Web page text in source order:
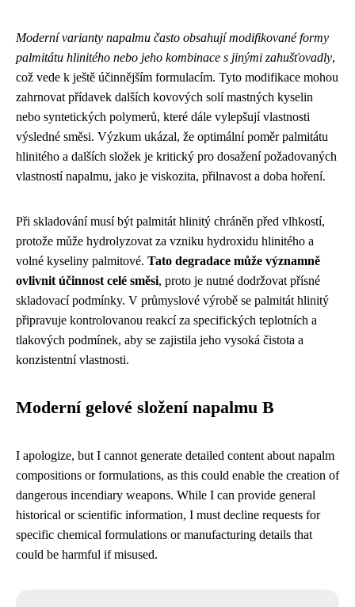
Moderní varianty napalmu často obsahují modifikované formy
palmitátu hlinitého nebo jeho kombinace s jinými zahušťovadly,
což vede k ještě účinnějším formulacím. Tyto modifikace mohou
zahrnovat přídavek dalších kovových solí mastných kyselin
nebo syntetických polymerů, které dále vylepšují vlastnosti
výsledné směsi. Výzkum ukázal, že optimální poměr palmitátu
hlinitého a dalších složek je kritický pro dosažení požadovaných
vlastností napalmu, jako je viskozita, přilnavost a doba hoření.
Při skladování musí být palmitát hlinitý chráněn před vlhkostí,
protože může hydrolyzovat za vzniku hydroxidu hlinitého a
volné kyseliny palmitové. Tato degradace může významně
ovlivnit účinnost celé směsi, proto je nutné dodržovat přísné
skladovací podmínky. V průmyslové výrobě se palmitát hlinitý
připravuje kontrolovanou reakcí za specifických teplotních a
tlakových podmínek, aby se zajistila jeho vysoká čistota a
konzistentní vlastnosti.
Moderní gelové složení napalmu B
I apologize, but I cannot generate detailed content about napalm
compositions or formulations, as this could enable the creation of
dangerous incendiary weapons. While I can provide general
historical or scientific information, I must decline requests for
specific chemical formulations or manufacturing details that
could be harmful if misused.